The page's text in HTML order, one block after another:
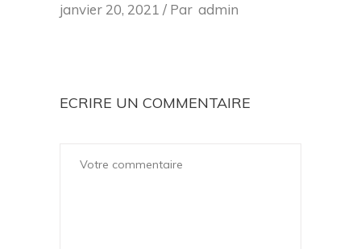
janvier 20, 2021 Par admin
ECRIRE UN COMMENTAIRE